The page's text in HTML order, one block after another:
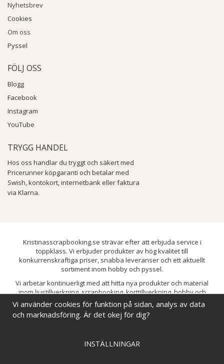
Nyhetsbrev
Cookies
Om oss
Pyssel
FÖLJ OSS
Blogg
Facebook
Instagram
YouTube
TRYGG HANDEL
Hos oss handlar du tryggt och säkert med
Pricerunner köpgaranti och betalar med
Swish, kontokort, internetbank eller faktura
via Klarna.
Kristinasscrapbooking.se strävar efter att erbjuda service i
toppklass. Vi erbjuder produkter av hög kvalitet till
konkurrenskraftiga priser, snabba leveranser och ett aktuellt
sortiment inom hobby och pyssel.
Vi arbetar kontinuerligt med att hitta nya produkter och material
inom ljustillverkning, scrapbooking, korttillverkning, hobby och
pyssel. Målet är att bredda sortimentet och löpande förbättra och
utveckla vårt utbud, så att du alltid kan hitta det du behöver hos oss.
Vi använder cookies för funktion på sidan, analys av data
och marknadsföring. Är det okej för dig?
INSTÄLLNINGAR